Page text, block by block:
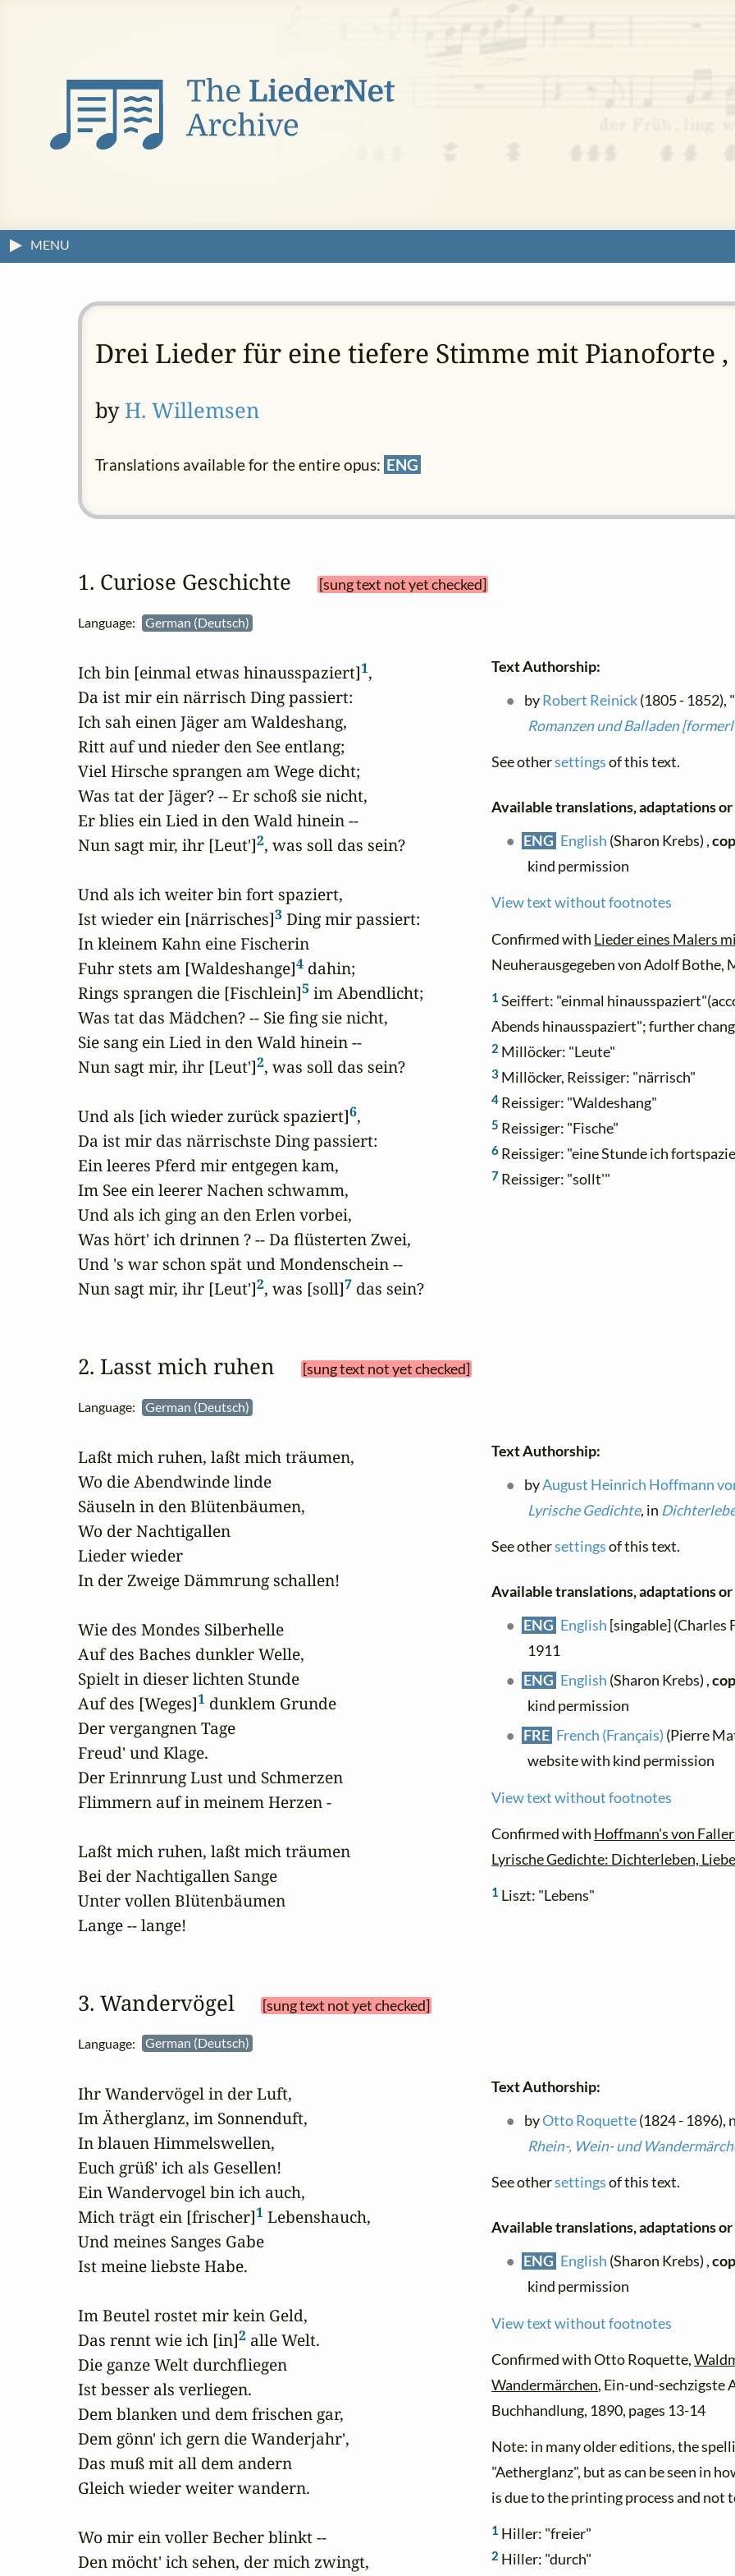
MENU
Drei Lieder für eine tiefere Stimme mit Pianoforte ,
by H. Willemsen
Translations available for the entire opus: ENG
1. Curiose Geschichte [sung text not yet checked]
Language: German (Deutsch)
Ich bin [einmal etwas hinausspaziert]1,
Da ist mir ein närrisch Ding passiert:
Ich sah einen Jäger am Waldeshang,
Ritt auf und nieder den See entlang;
Viel Hirsche sprangen am Wege dicht;
Was tat der Jäger? -- Er schoß sie nicht,
Er blies ein Lied in den Wald hinein --
Nun sagt mir, ihr [Leut']2, was soll das sein?
Und als ich weiter bin fort spaziert,
Ist wieder ein [närrisches]3 Ding mir passiert:
In kleinem Kahn eine Fischerin
Fuhr stets am [Waldeshange]4 dahin;
Rings sprangen die [Fischlein]5 im Abendlicht;
Was tat das Mädchen? -- Sie fing sie nicht,
Sie sang ein Lied in den Wald hinein --
Nun sagt mir, ihr [Leut']2, was soll das sein?
Und als [ich wieder zurück spaziert]6,
Da ist mir das närrischste Ding passiert:
Ein leeres Pferd mir entgegen kam,
Im See ein leerer Nachen schwamm,
Und als ich ging an den Erlen vorbei,
Was hört' ich drinnen ? -- Da flüsterten Zwei,
Und 's war schon spät und Mondenschein --
Nun sagt mir, ihr [Leut']2, was [soll]7 das sein?
Text Authorship:
byRobert Reinick(1805 - 1852),
Romanzen und Balladen
See othersettingsof this text.
Available translations, adaptations
ENG English (Sharon Krebs) ,
kind permission
View text without footnotes
Confirmed with Lieder eines Malers
Neuherausgegeben von Adolf Bothe,
1 Seiffert: "einmal
Abends hinausspaziert"; further
2 Millöcker: "Leute"
3 Millöcker, Reissiger: "närrisch"
4 Reissiger: "Waldeshang"
5 Reissiger: "Fische"
6 Reissiger: "eine Stunde ich
7 Reissiger: "sollt'"
2. Lasst mich ruhen [sung text not yet checked]
Language: German (Deutsch)
Laßt mich ruhen, laßt mich träumen,
Wo die Abendwinde linde
Säuseln in den Blütenbäumen,
Wo der Nachtigallen
Lieder wieder
In der Zweige Dämmrung schallen!
Wie des Mondes Silberhelle
Auf des Baches dunkler Welle,
Spielt in dieser lichten Stunde
Auf des [Weges]1 dunklem Grunde
Der vergangnen Tage
Freud' und Klage.
Der Erinnrung Lust und Schmerzen
Flimmern auf in meinem Herzen -
Laßt mich ruhen, laßt mich träumen
Bei der Nachtigallen Sange
Unter vollen Blütenbäumen
Lange -- lange!
Text Authorship:
byAugust Heinrich Hoffmann
Lyrische Gedichte, in
See othersettingsof this text.
Available translations, adaptations
ENG English [singable] (Charles
1911
ENG English (Sharon Krebs) ,
kind permission
FRE French (Français) (Pierre
website with kind permission
View text without footnotes
Confirmed with Hoffmann's von
Lyrische Gedichte: Dichterleben,
1 Liszt: "Lebens"
3. Wandervögel [sung text not yet checked]
Language: German (Deutsch)
Ihr Wandervögel in der Luft,
Im Ätherglanz, im Sonnenduft,
In blauen Himmelswellen,
Euch grüß' ich als Gesellen!
Ein Wandervogel bin ich auch,
Mich trägt ein [frischer]1 Lebenshauch,
Und meines Sanges Gabe
Ist meine liebste Habe.
Im Beutel rostet mir kein Geld,
Das rennt wie ich [in]2 alle Welt.
Die ganze Welt durchfliegen
Ist besser als verliegen.
Dem blanken und dem frischen gar,
Dem gönn' ich gern die Wanderjahr',
Das muß mit all dem andern
Gleich wieder weiter wandern.
Wo mir ein voller Becher blinkt --
Den möcht' ich sehen, der mich zwingt,
Text Authorship:
byOtto Roquette(1824 - 1896),
Rhein-, Wein- und
See othersettingsof this text.
Available translations, adaptations
ENG English (Sharon Krebs) ,
kind permission
View text without footnotes
Confirmed with Otto Roquette,
Wandermärchen, Ein-und-sechzigste
Buchhandlung, 1890, pages 13-14
Note: in many older editions, the
"Aetherglanz", but as can be seen in
is due to the printing process and not
1 Hiller: "freier"
2 Hiller: "durch"